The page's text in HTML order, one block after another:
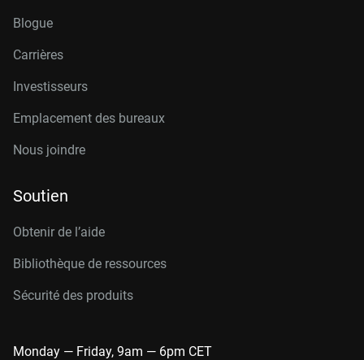
Blogue
Carrières
Investisseurs
Emplacement des bureaux
Nous joindre
Soutien
Obtenir de l’aide
Bibliothèque de ressources
Sécurité des produits
Monday — Friday, 9am — 6pm CET